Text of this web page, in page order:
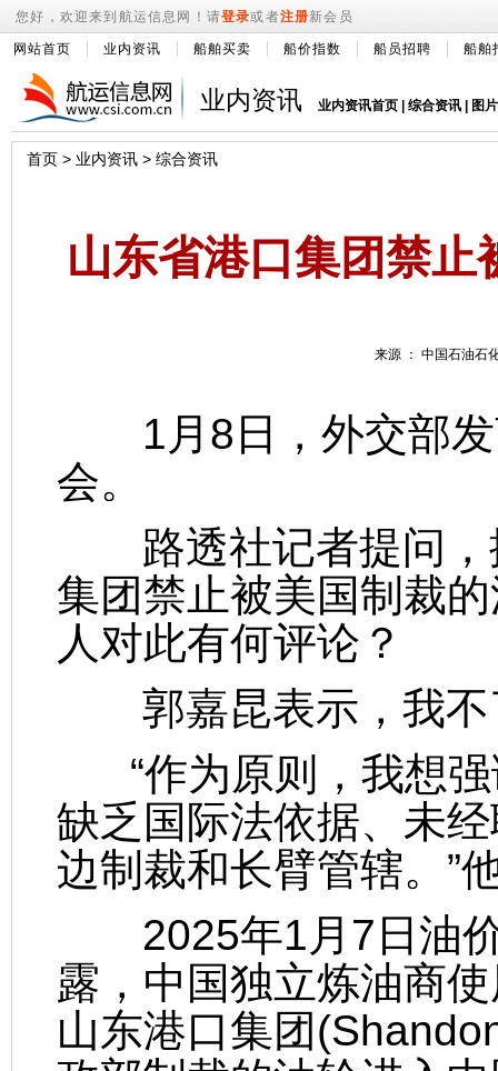
您好，欢迎来到航运信息网！请登录或者注册新会员
网站首页 业内资讯 船舶买卖 船价指数 船员招聘 船舶
业内资讯 业内资讯首页 综合资讯 图
首页 > 业内资讯 > 综合资讯
山东省港口集团禁止
来源 ： 中国石油
1月8日，外交部发
会。
路透社记者提问，
集团禁止被美国制裁
人对此有何评论？
郭嘉昆表示，我不
“作为原则，我想强
缺乏国际法依据、未
边制裁和长臂管辖。”
2025年1月7日油价
露，中国独立炼油商
山东港口集团